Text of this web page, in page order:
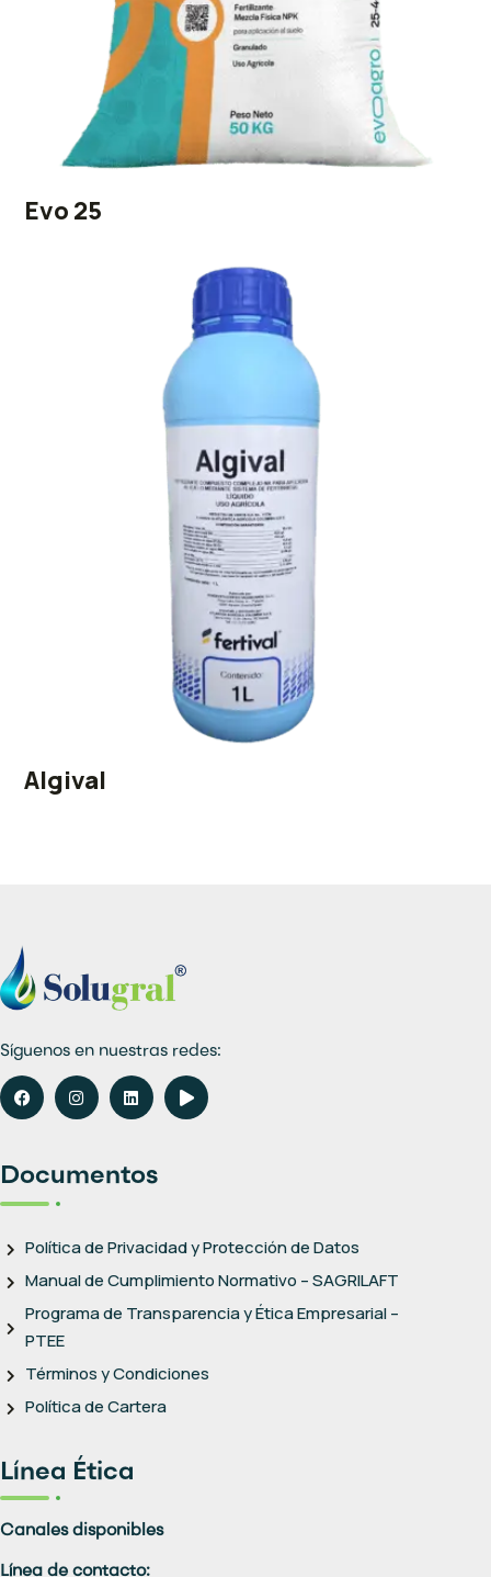
Evo 25
Algival
Síguenos en nuestras redes:
Documentos
Política de Privacidad y Protección de Datos
Manual de Cumplimiento Normativo – SAGRILAFT
Programa de Transparencia y Ética Empresarial –
PTEE
Términos y Condiciones
Política de Cartera
Línea Ética
Canales disponibles
Línea de contacto: